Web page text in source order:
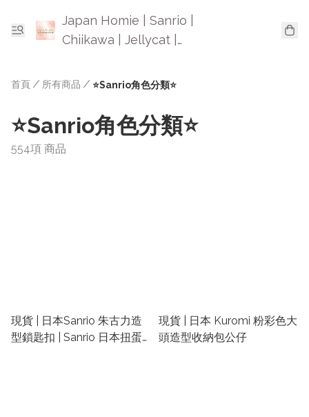
Japan Homie | Sanrio |
Chiikawa | Jellycat |
首頁 / 所有商品 / ⭐Sanrio角色分類⭐
⭐Sanrio角色分類⭐
554項 商品
現貨 | 日本Sanrio 朱古力造
型鎖匙扣 | Sanrio 日本扭蛋
現貨 | 日本 Kuromi 粉彩色大
頭造型收納包公仔